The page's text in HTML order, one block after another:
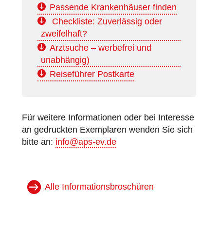
Passende Krankenhäuser finden
Checkliste: Zuverlässig oder
zweifelhaft?
Arztsuche – werbefrei und
unabhängig)
Reiseführer Postkarte
Für weitere Informationen oder bei Interesse
an gedruckten Exemplaren wenden Sie sich
bitte an: info@aps-ev.de
Alle Informationsbroschüren